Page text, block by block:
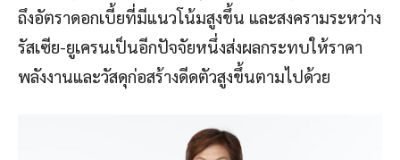
ถึงอัตราดอกเบี้ยที่มีแนวโน้มสูงขึ้น และสงครามระหว่าง
รัสเซีย-ยูเครนเป็นอีกปัจจัยหนึ่งส่งผลกระทบให้ราคา
พลังงานและวัสดุก่อสร้างดีดตัวสูงขึ้นตามไปด้วย